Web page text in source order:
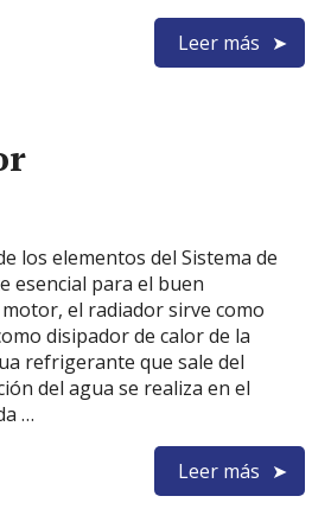
Leer más
los elementos del Sistema de
esencial para el buen
el radiador sirve como
disipador de calor de la
refrigerante que sale del
del agua se realiza en el
…
Leer más